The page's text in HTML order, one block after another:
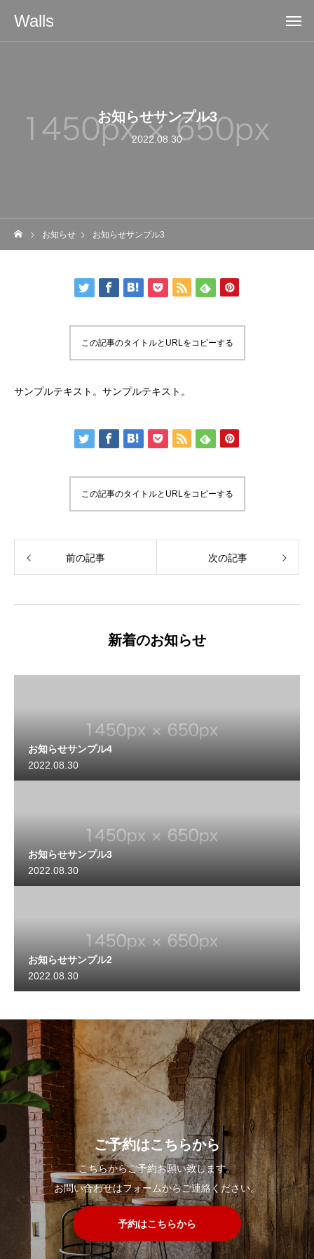
Walls
お知らせサンプル3
2022.08.30
お知らせ お知らせサンプル3
この記事のタイトルとURLをコピーする
サンプルテキスト。サンプルテキスト。
この記事のタイトルとURLをコピーする
前の記事 次の記事
新着のお知らせ
お知らせサンプル4
2022.08.30
お知らせサンプル3
2022.08.30
お知らせサンプル2
2022.08.30
ご予約はこちらから
こちらからご予約お願い致します。
お問い合わせはフォームからご連絡ください。
予約はこちらから